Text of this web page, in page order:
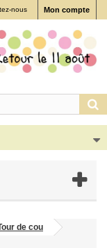
Mon compte
nous
de cou